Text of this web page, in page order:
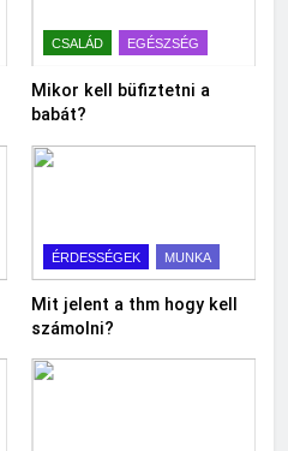
CSALÁD EGÉSZSÉG
Mikor kell büfiztetni a
babát?
ÉRDESSÉGEK MUNKA
Mit jelent a thm hogy kell
számolni?